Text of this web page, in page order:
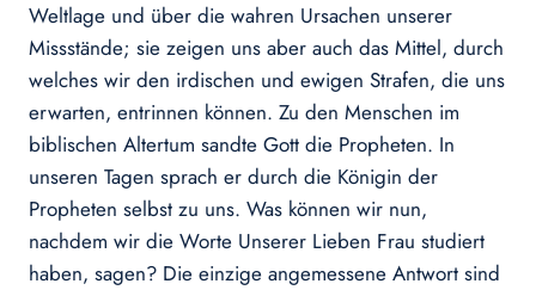
Weltlage und über die wahren Ursachen unserer
Missstände; sie zeigen uns aber auch das Mittel, durch
welches wir den irdischen und ewigen Strafen, die uns
erwarten, entrinnen können. Zu den Menschen im
biblischen Altertum sandte Gott die Propheten. In
unseren Tagen sprach er durch die Königin der
Propheten selbst zu uns. Was können wir nun,
nachdem wir die Worte Unserer Lieben Frau studiert
haben, sagen? Die einzige angemessene Antwort sind